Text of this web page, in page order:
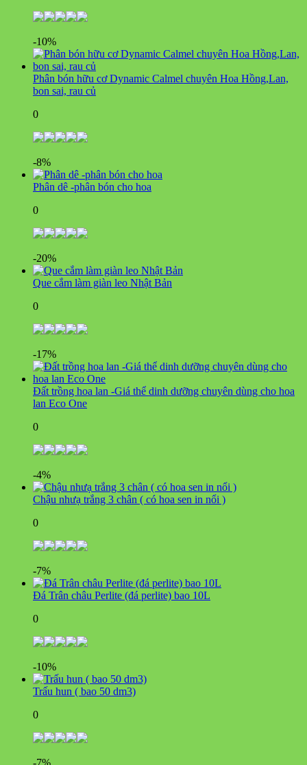
-10%
Phân bón hữu cơ Dynamic Calmel chuyên Hoa Hồng,Lan,
bon sai, rau củ
0
-8%
Phân dê -phân bón cho hoa
0
-20%
Que cắm làm giàn leo Nhật Bản
0
-17%
Đất trồng hoa lan -Giá thể dinh dưỡng chuyên dùng cho hoa
lan Eco One
0
-4%
Chậu nhưạ trắng 3 chân ( có hoa sen in nổi )
0
-7%
Đá Trân châu Perlite (đá perlite) bao 10L
0
-10%
Trấu hun ( bao 50 dm3)
0
-7%